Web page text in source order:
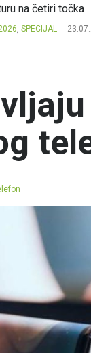
na četiri točka
, SPECIJAL